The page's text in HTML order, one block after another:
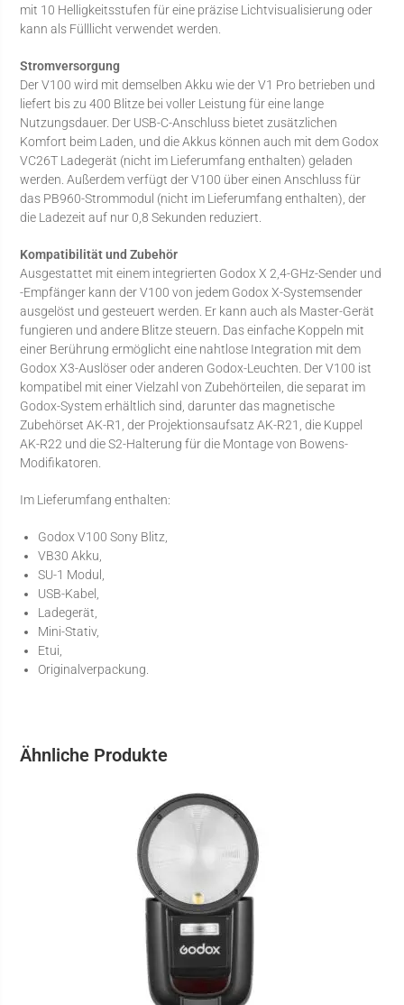
mit 10 Helligkeitsstufen für eine präzise Lichtvisualisierung oder
kann als Fülllicht verwendet werden.
Stromversorgung
Der V100 wird mit demselben Akku wie der V1 Pro betrieben und
liefert bis zu 400 Blitze bei voller Leistung für eine lange
Nutzungsdauer. Der USB-C-Anschluss bietet zusätzlichen
Komfort beim Laden, und die Akkus können auch mit dem Godox
VC26T Ladegerät (nicht im Lieferumfang enthalten) geladen
werden. Außerdem verfügt der V100 über einen Anschluss für
das PB960-Strommodul (nicht im Lieferumfang enthalten), der
die Ladezeit auf nur 0,8 Sekunden reduziert.
Kompatibilität und Zubehör
Ausgestattet mit einem integrierten Godox X 2,4-GHz-Sender und
-Empfänger kann der V100 von jedem Godox X-Systemsender
ausgelöst und gesteuert werden. Er kann auch als Master-Gerät
fungieren und andere Blitze steuern. Das einfache Koppeln mit
einer Berührung ermöglicht eine nahtlose Integration mit dem
Godox X3-Auslöser oder anderen Godox-Leuchten. Der V100 ist
kompatibel mit einer Vielzahl von Zubehörteilen, die separat im
Godox-System erhältlich sind, darunter das magnetische
Zubehörset AK-R1, der Projektionsaufsatz AK-R21, die Kuppel
AK-R22 und die S2-Halterung für die Montage von Bowens-
Modifikatoren.
Im Lieferumfang enthalten:
Godox V100 Sony Blitz,
VB30 Akku,
SU-1 Modul,
USB-Kabel,
Ladegerät,
Mini-Stativ,
Etui,
Originalverpackung.
Ähnliche Produkte